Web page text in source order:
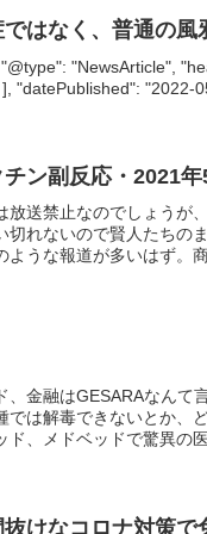
はなく、普通の風
"NewsArticle",
"datePublished": "2022-
ン副反応・2021年
放送禁止なのでしょうが
切れないので賢人たちの
ような報道が多いはず。
、金融はGESARAなんて
では解毒できないとか、
ド、メドベッドで驚異の
けなコロナ対策で